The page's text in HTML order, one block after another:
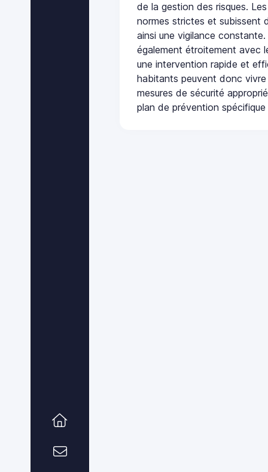
de la gestion des risques.
normes strictes et subissent
ainsi une vigilance
également étroitement avec
une intervention rapide et
habitants peuvent donc
mesures de sécurité
plan de prévention